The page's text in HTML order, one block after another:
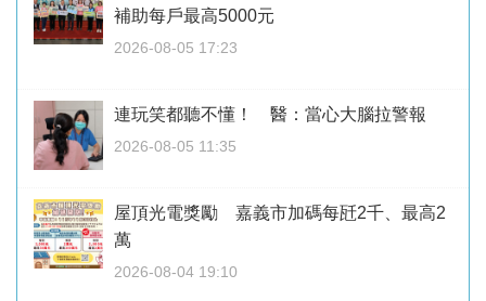
補助每戶最高5000元
2026-08-05 17:23
連玩笑都聽不懂！ 醫：當心大腦拉警報
2026-08-05 11:35
屋頂光電獎勵 嘉義市加碼每瓩2千、最高2
萬
2026-08-04 19:10